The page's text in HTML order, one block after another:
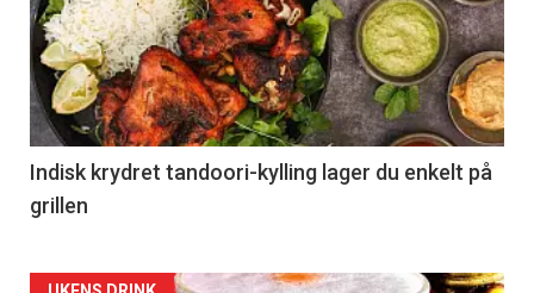
Indisk krydret tandoori-kylling lager du enkelt på
grillen